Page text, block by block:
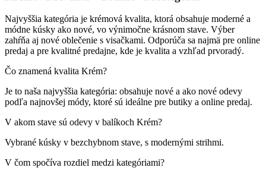
Najvyššia kategória je krémová kvalita, ktorá obsahuje moderné a
módne kúsky ako nové, vo výnimočne krásnom stave. Výber
zahŕňa aj nové oblečenie s visačkami. Odporúča sa najmä pre online
predaj a pre kvalitné predajne, kde je kvalita a vzhľad prvoradý.
Čo znamená kvalita Krém?
Je to naša najvyššia kategória: obsahuje nové a ako nové odevy
podľa najnovšej módy, ktoré sú ideálne pre butiky a online predaj.
V akom stave sú odevy v balíkoch Krém?
Vybrané kúsky v bezchybnom stave, s modernými strihmi.
V čom spočíva rozdiel medzi kategóriami?